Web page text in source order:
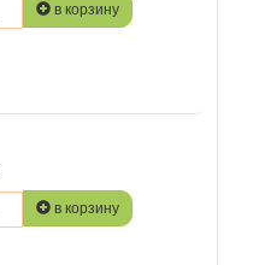
в корзину
в корзину